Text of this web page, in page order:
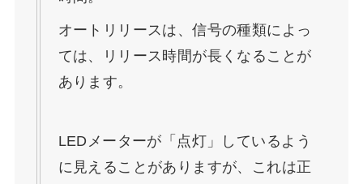
オートリリースは、信号の種類によっ
ては、リリース時間が長くなることが
あります。
LEDメーターが「点灯」しているよう
に見えることがありますが、これは正